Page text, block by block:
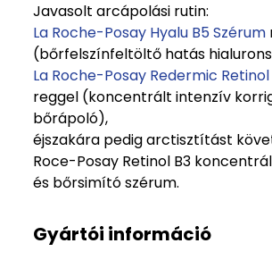
Javasolt arcápolási rutin:
La Roche-Posay Hyalu B5 Szérum
(bőrfelszínfeltöltő hatás
La Roche-Posay Redermic
reggel (koncentrált intenzív
bőrápoló),
éjszakára pedig arctisztítást
Roce-Posay Retinol B3
és bőrsimító szérum.
Gyártói információ